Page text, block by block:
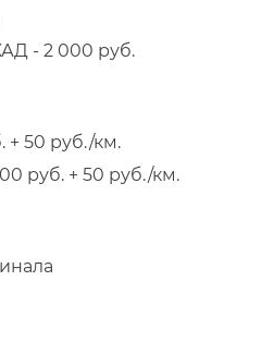
- 2 000 руб.
+ 50 руб./км.
руб. + 50 руб./км.